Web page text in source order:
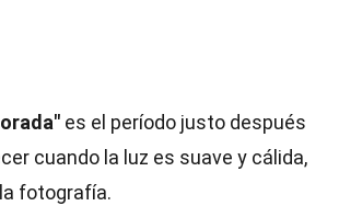
es el período justo después
cuando la luz es suave y cálida,
fotografía.